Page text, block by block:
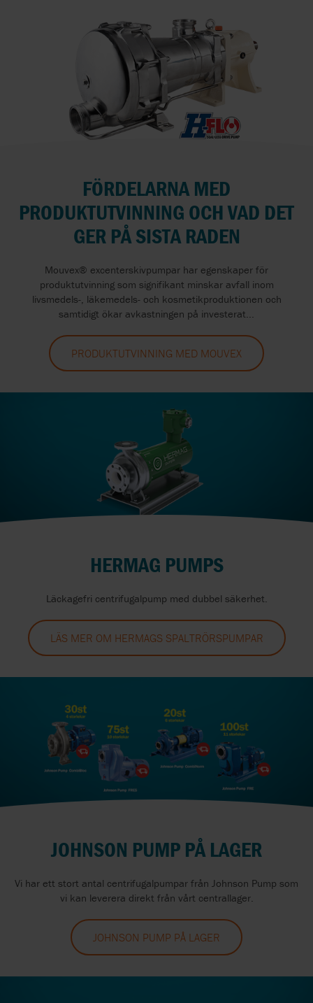
FÖRDELARNA MED
PRODUKTUTVINNING OCH VAD DET
GER PÅ SISTA RADEN
Mouvex® excenterskivpumpar har egenskaper för
produktutvinning som signifikant minskar avfall inom
livsmedels-, läkemedels- och kosmetikproduktionen och
samtidigt ökar avkastningen på investerat...
PRODUKTUTVINNING MED MOUVEX
HERMAG PUMPS
Läckagefri centrifugalpump med dubbel säkerhet.
LÄS MER OM HERMAGS SPALTRÖRSPUMPAR
JOHNSON PUMP PÅ LAGER
Vi har ett stort antal centrifugalpumpar från Johnson Pump som
vi kan leverera direkt från vårt centrallager.
JOHNSON PUMP PÅ LAGER